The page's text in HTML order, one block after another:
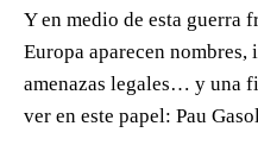
Y en medio de esta guerra
Europa aparecen nombres,
amenazas legales… y una
ver en este papel: Pau